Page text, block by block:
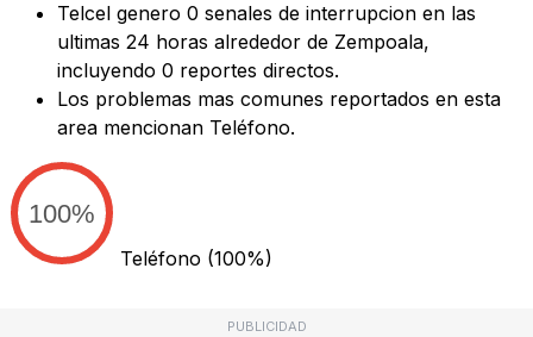
Telcel genero 0 senales de interrupcion en las
ultimas 24 horas alrededor de Zempoala,
incluyendo 0 reportes directos.
Los problemas mas comunes reportados en esta
area mencionan Teléfono.
100%
Teléfono (100%)
PUBLICIDAD